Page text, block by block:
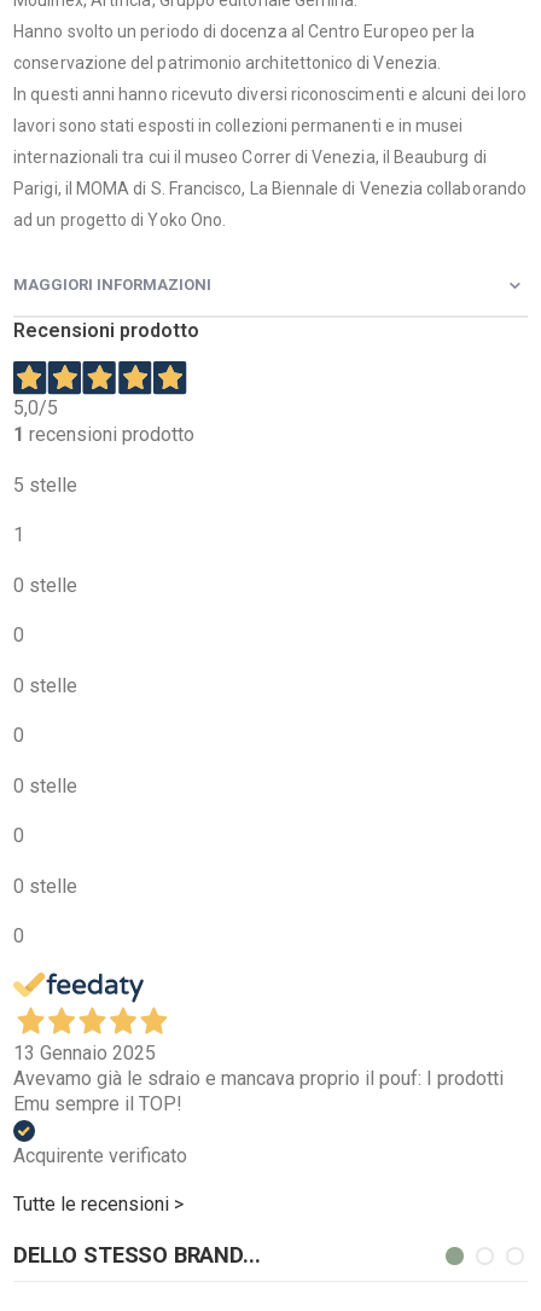
Hanno svolto un periodo di docenza al Centro Europeo per la
conservazione del patrimonio architettonico di Venezia.
In questi anni hanno ricevuto diversi riconoscimenti e alcuni dei loro
lavori sono stati esposti in collezioni permanenti e in musei
internazionali tra cui il museo Correr di Venezia, il Beauburg di
Parigi, il MOMA di S. Francisco, La Biennale di Venezia collaborando
ad un progetto di Yoko Ono.
MAGGIORI INFORMAZIONI
Recensioni prodotto
5,0/5
1 recensioni prodotto
5 stelle
1
0 stelle
0
0 stelle
0
0 stelle
0
0 stelle
0
13 Gennaio 2025
Avevamo già le sdraio e mancava proprio il pouf: I prodotti
Emu sempre il TOP!
Acquirente verificato
Tutte le recensioni >
DELLO STESSO BRAND...